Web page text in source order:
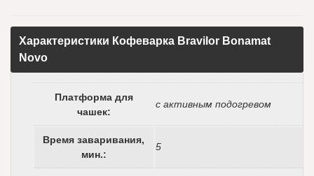
Характеристики Кофеварка Bravilor Bonamat
Novo
Платформа для
чашек:
c активным подогревом
Время заваривания,
мин.:
5